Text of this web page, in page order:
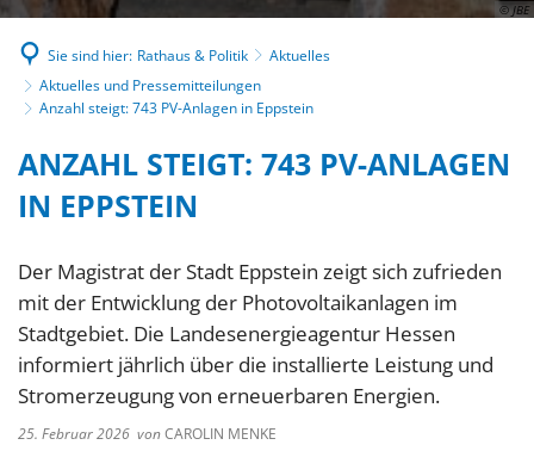
© JBE
Sie sind hier: Rathaus & Politik
Aktuelles
Aktuelles und Pressemitteilungen
Anzahl steigt: 743 PV-Anlagen in Eppstein
ANZAHL STEIGT: 743 PV-ANLAGEN
IN EPPSTEIN
Der Magistrat der Stadt Eppstein zeigt sich zufrieden
mit der Entwicklung der Photovoltaikanlagen im
Stadtgebiet. Die Landesenergieagentur Hessen
informiert jährlich über die installierte Leistung und
Stromerzeugung von erneuerbaren Energien.
25. Februar 2026 vonCAROLIN MENKE